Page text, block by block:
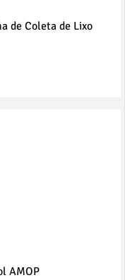
de Coleta de Lixo
AMOP